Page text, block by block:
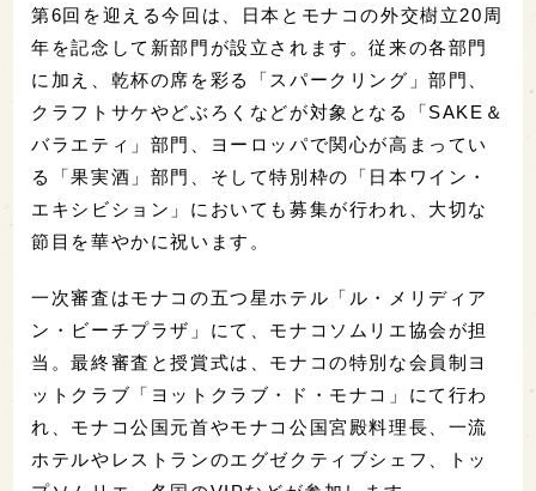
第6回を迎える今回は、日本とモナコの外交樹立20周
年を記念して新部門が設立されます。従来の各部門
に加え、乾杯の席を彩る「スパークリング」部門、
クラフトサケやどぶろくなどが対象となる「SAKE＆
バラエティ」部門、ヨーロッパで関心が高まってい
る「果実酒」部門、そして特別枠の「日本ワイン・
エキシビション」においても募集が行われ、大切な
節目を華やかに祝います。
一次審査はモナコの五つ星ホテル「ル・メリディア
ン・ビーチプラザ」にて、モナコソムリエ協会が担
当。最終審査と授賞式は、モナコの特別な会員制ヨ
ットクラブ「ヨットクラブ・ド・モナコ」にて行わ
れ、モナコ公国元首やモナコ公国宮殿料理長、一流
ホテルやレストランのエグゼクティブシェフ、トッ